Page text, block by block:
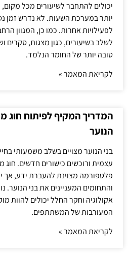
יכולים להתחבר לשיעורים מכל
יותר במערכת השעות. לא נדרש זמן
לפעילויות אחרות. כמו כן, המגוון
לשלב בשיעורים, כגון מצגות, סקרים
טובה יותר של החומר הנלמד.
לקריאת המאמר »
המדריך המקיף לפיתוח חוג
הנוער
בני הנוער מצויים בשלב משמעותי
עצמית ורוכשים כישורים חדשים. חוג
פלטפורמה מצוינת להעברת ידע, אך
והתחומים המעניינים את בני הנוער.
אקולוגיה וחקר החלל יכולים להוות
המעורבות של המשתתפים.
לקריאת המאמר »